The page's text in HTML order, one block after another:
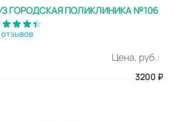
ГОРОДСКАЯ ПОЛИКЛИНИКА №106
отзывов
Цена, руб.:
3200 ₽